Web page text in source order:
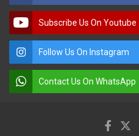
Subscribe Us On Youtube
Follow Us On Instagram
Contact Us On WhatsApp